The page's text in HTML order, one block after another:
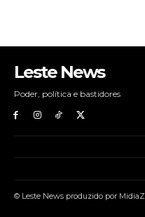
Leste News
Poder, política e bastidores
© Leste News produzido por MidiaZ